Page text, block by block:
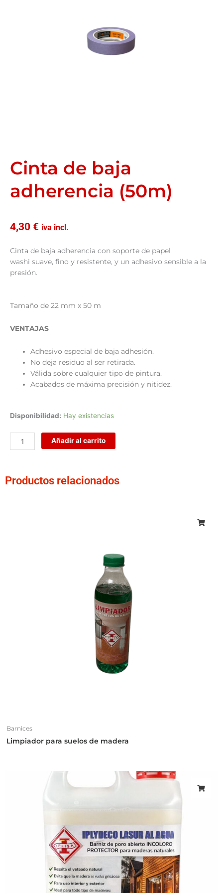
Cinta de baja
adherencia (50m)
4,30 € iva incl.
Cinta de baja adherencia con soporte de papel
washi suave, fino y resistente, y un adhesivo sensible a la
presión.
Tamaño de 22 mm x 50 m
VENTAJAS
Adhesivo especial de baja adhesión.
No deja residuo al ser retirada.
Válida sobre cualquier tipo de pintura.
Acabados de máxima precisión y nitidez.
Disponibilidad: Hay existencias
Cinta
adherencia
Añadir al carrito
Productos relacionados
Barnices
Limpiador para suelos de madera